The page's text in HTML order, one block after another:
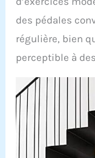
des pédales
régulière, bien
perceptible à